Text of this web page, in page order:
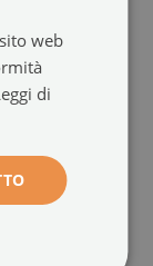
di vetro
in legno
84.99 €
web
di